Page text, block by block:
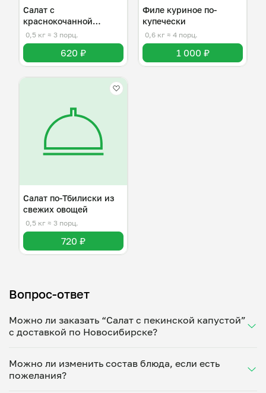
Салат с
краснокочанной
капустой
0,5 кг ≈ 3 порц.
620 ₽
Филе куриное по-
купечески
0,6 кг ≈ 4 порц.
1 000 ₽
Салат по-Тбилиски из
свежих овощей
0,5 кг ≈ 3 порц.
720 ₽
Вопрос-ответ
Можно ли заказать “Салат с пекинской капустой”
с доставкой по Новосибирске?
Укажите удобное время — и получите свежее
домашнее блюдо в большой порции прямо с плиты.
Можно ли изменить состав блюда, если есть
пожелания?